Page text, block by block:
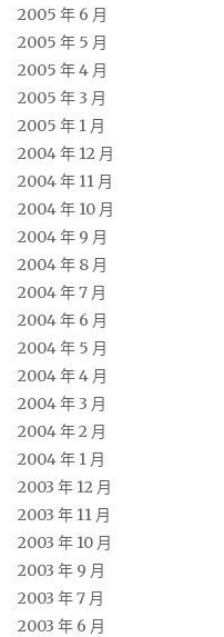
2005 年 6 月
2005 年 5 月
2005 年 4 月
2005 年 3 月
2005 年 1 月
2004 年 12 月
2004 年 11 月
2004 年 10 月
2004 年 9 月
2004 年 8 月
2004 年 7 月
2004 年 6 月
2004 年 5 月
2004 年 4 月
2004 年 3 月
2004 年 2 月
2004 年 1 月
2003 年 12 月
2003 年 11 月
2003 年 10 月
2003 年 9 月
2003 年 7 月
2003 年 6 月